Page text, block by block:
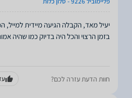
יעיל מאד, הקבלה הגיעה מיידית למייל,
בזמן הרצוי והכל היה בדיוק כמו שהיה
חוות הדעת עזרה לכם?